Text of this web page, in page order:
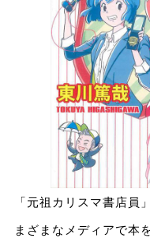
「元祖カリスマ書店員
まざまなメディアで本